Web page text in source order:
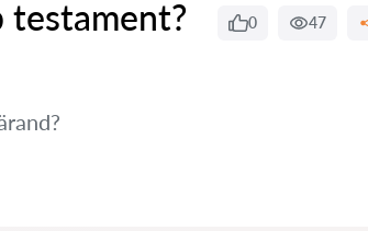
testament? 0 47